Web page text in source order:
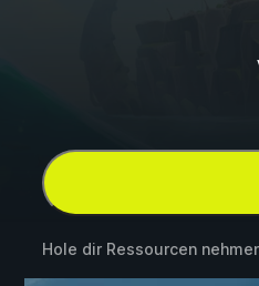
Hole dir Ressourcen